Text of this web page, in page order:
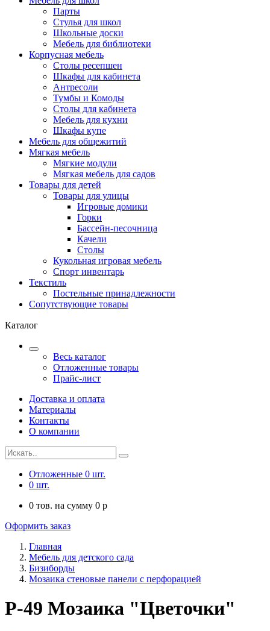
Парты
Стулья для школ
Школьные доски
Мебель для библиотеки
Корпусная мебель
Столы ресепшен
Шкафы для кабинета
Антресоли
Тумбы и Комоды
Столы для кабинета
Мебель для кухни
Шкафы купе
Мебель для общежитий
Мягкая мебель
Мягкие модули
Мягкая мебель для садов
Товары для детей
Товары для улицы
Игровые домики
Горки
Бассейн-песочница
Качели
Столы
Кукольная игровая мебель
Спорт инвентарь
Текстиль
Постельные принадлежности
Сопутствующие товары
Каталог
Весь каталог
Отложенные товары
Прайс-лист
Доставка и оплата
Материалы
Контакты
О компании
Отложенные 0 шт.
0 шт.
0 тов. на сумму 0 p
Оформить заказ
Главная
Мебель для детского сада
Бизиборды
Мозаика стеновые панели с перфорацией
Р-49 Мозаика "Цветочки"